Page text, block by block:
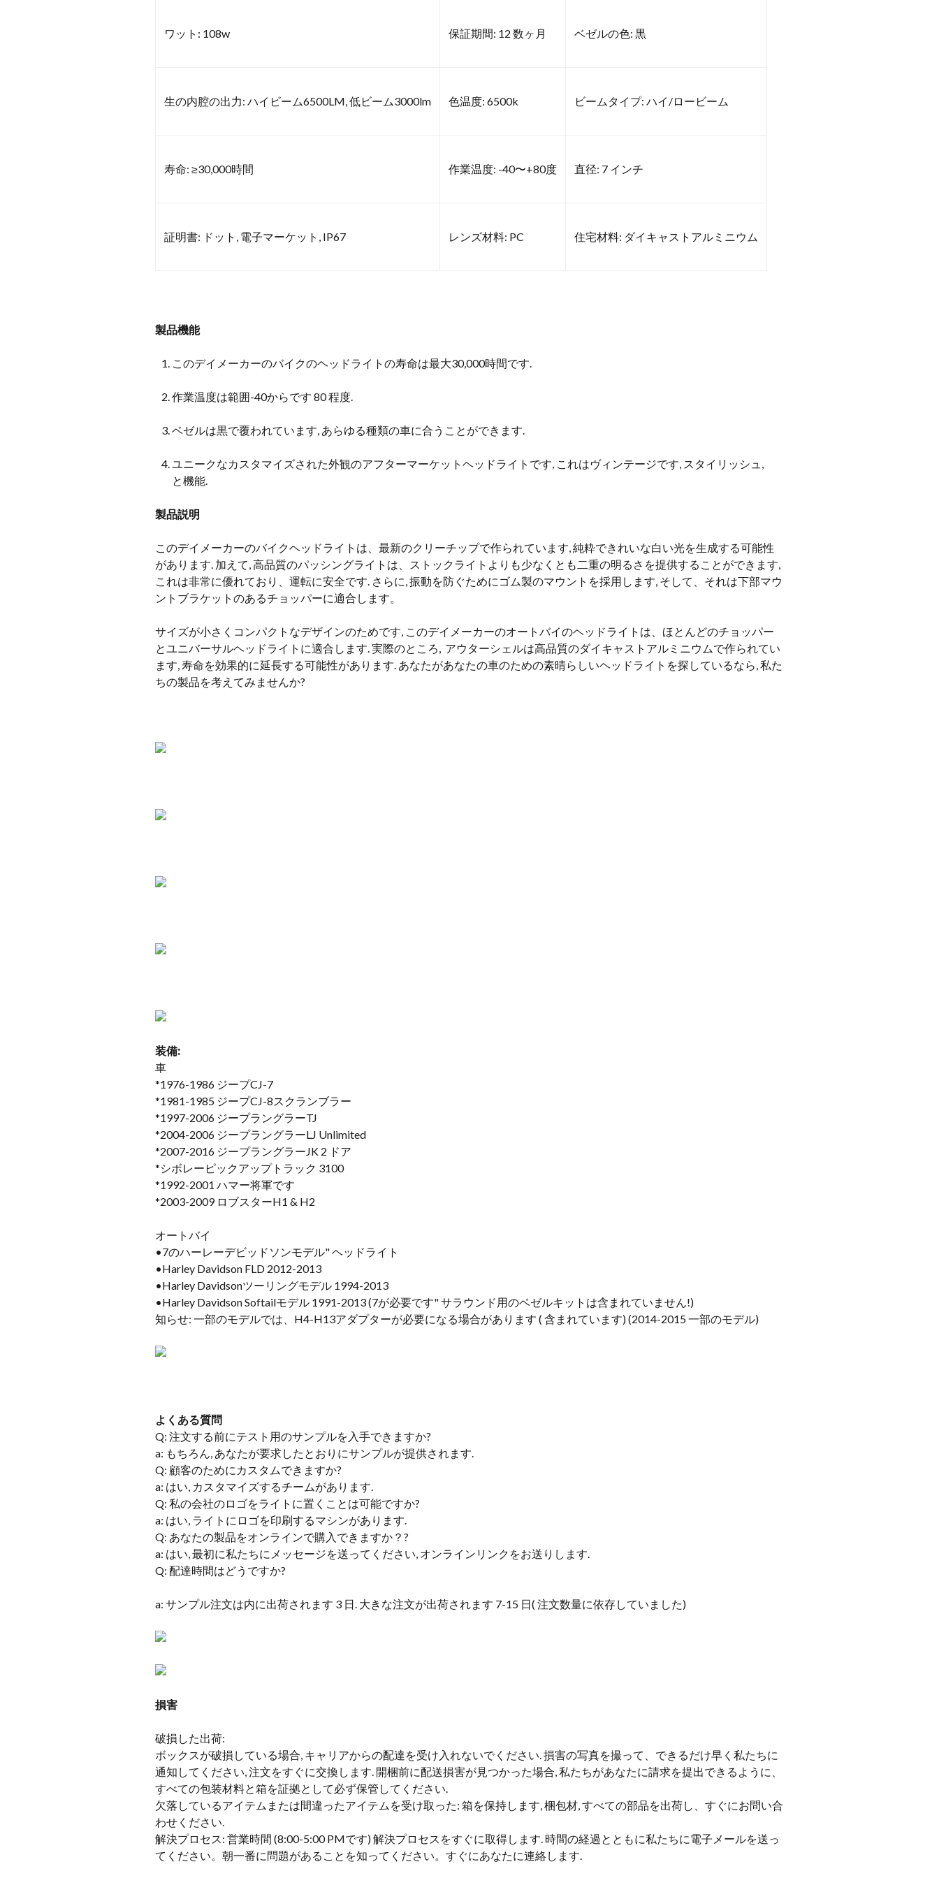
ワット: 108w 保証期間: 12 数ヶ月 ベゼルの色: 黒
生の内腔の出力: ハイビーム6500LM, 低ビーム3000lm 色温度: 6500k ビームタイプ: ハイ/ロービーム
寿命: ≥30,000時間 作業温度: -40〜+80度 直径: 7 インチ
証明書: ドット, 電子マーケット, IP67 レンズ材料: PC 住宅材料: ダイキャストアルミニウム
製品機能
このデイメーカーのバイクのヘッドライトの寿命は最大30,000時間です.
作業温度は範囲-40からです 80 程度.
ベゼルは黒で覆われています, あらゆる種類の車に合うことができます.
ユニークなカスタマイズされた外観のアフターマーケットヘッドライトです, これはヴィンテージです, スタイリッシュ,
と機能.
製品説明
このデイメーカーのバイクヘッドライトは、最新のクリーチップで作られています, 純粋できれいな白い光を生成する可能性
があります. 加えて, 高品質のパッシングライトは、ストックライトよりも少なくとも二重の明るさを提供することができます,
これは非常に優れており、運転に安全です. さらに, 振動を防ぐためにゴム製のマウントを採用します, そして、それは下部マウ
ントブラケットのあるチョッパーに適合します。
サイズが小さくコンパクトなデザインのためです, このデイメーカーのオートバイのヘッドライトは、ほとんどのチョッパー
とユニバーサルヘッドライトに適合します. 実際のところ, アウターシェルは高品質のダイキャストアルミニウムで作られてい
ます, 寿命を効果的に延長する可能性があります. あなたがあなたの車のための素晴らしいヘッドライトを探しているなら, 私た
ちの製品を考えてみませんか?
装備:
車
*1976-1986 ジープCJ-7
*1981-1985 ジープCJ-8スクランブラー
*1997-2006 ジープラングラーTJ
*2004-2006 ジープラングラーLJ Unlimited
*2007-2016 ジープラングラーJK 2 ドア
*シボレーピックアップトラック 3100
*1992-2001 ハマー将軍です
*2003-2009 ロブスターH1 & H2
オートバイ
•7のハーレーデビッドソンモデル" ヘッドライト
•Harley Davidson FLD 2012-2013
•Harley Davidsonツーリングモデル 1994-2013
•Harley Davidson Softailモデル 1991-2013 (7が必要です" サラウンド用のベゼルキットは含まれていません!)
知らせ: 一部のモデルでは、H4-H13アダプターが必要になる場合があります ( 含まれています) (2014-2015 一部のモデル)
よくある質問
Q: 注文する前にテスト用のサンプルを入手できますか?
a: もちろん, あなたが要求したとおりにサンプルが提供されます.
Q: 顧客のためにカスタムできますか?
a: はい, カスタマイズするチームがあります.
Q: 私の会社のロゴをライトに置くことは可能ですか?
a: はい, ライトにロゴを印刷するマシンがあります.
Q: あなたの製品をオンラインで購入できますか？?
a: はい, 最初に私たちにメッセージを送ってください, オンラインリンクをお送りします.
Q: 配達時間はどうですか?
a: サンプル注文は内に出荷されます 3 日. 大きな注文が出荷されます 7-15 日( 注文数量に依存していました)
損害
破損した出荷:
ボックスが破損している場合, キャリアからの配達を受け入れないでください. 損害の写真を撮って、できるだけ早く私たちに
通知してください, 注文をすぐに交換します. 開梱前に配送損害が見つかった場合, 私たちがあなたに請求を提出できるように、
すべての包装材料と箱を証拠として必ず保管してください.
欠落しているアイテムまたは間違ったアイテムを受け取った: 箱を保持します, 梱包材, すべての部品を出荷し、すぐにお問い合
わせください.
解決プロセス: 営業時間 (8:00-5:00 PMです) 解決プロセスをすぐに取得します. 時間の経過とともに私たちに電子メールを送っ
てください。朝一番に問題があることを知ってください。すぐにあなたに連絡します.